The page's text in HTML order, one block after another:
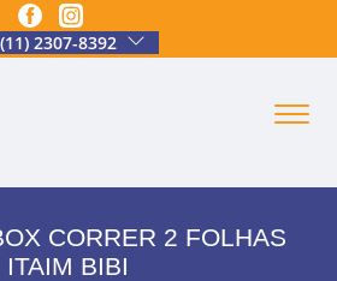
(11) 2307-8392
CORRER 2 FOLHAS
ITAIM BIBI